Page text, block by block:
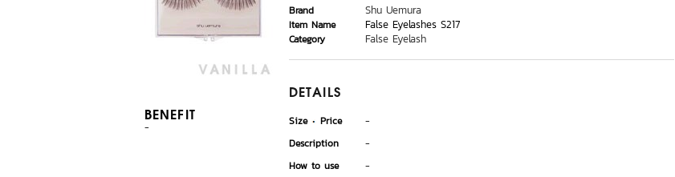
BENEFIT
-
Brand Shu Uemura
Item Name False Eyelashes S217
Category False Eyelash
DETAILS
Size Price
-
Description
-
How to use
-